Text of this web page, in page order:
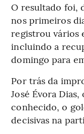
O resultado foi,
nos primeiros
registrou vários
incluindo a
domingo para
Por trás da
José Évora
conhecido, o
decisivas na